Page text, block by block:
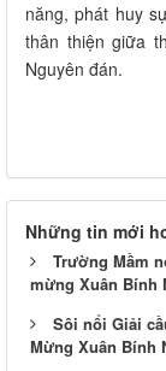
năng, phát huy
thân thiện giữa
Nguyên đán.
Những tin mới
Trường Mầm
mừng Xuân Bính
Sôi nổi Giải
Mừng Xuân Bính